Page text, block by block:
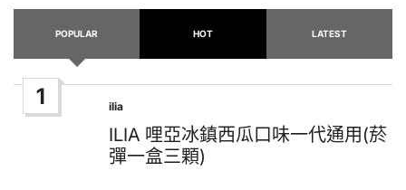
POPULAR HOT LATEST
1
Posted
in
ilia
ILIA 哩亞冰鎮西瓜口味一代通用(菸
彈一盒三顆)